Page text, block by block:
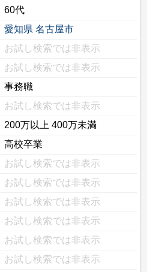
60代
愛知県 名古屋市
お試し検索では非表示
お試し検索では非表示
事務職
お試し検索では非表示
200万以上 400万未満
高校卒業
お試し検索では非表示
お試し検索では非表示
お試し検索では非表示
お試し検索では非表示
お試し検索では非表示
お試し検索では非表示